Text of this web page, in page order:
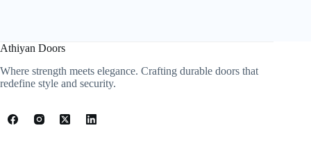
Athiyan Doors
Where strength meets elegance. Crafting durable doors that
redefine style and security.